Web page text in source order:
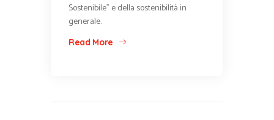
Sostenibile" e della sostenibilità in
generale.
Read More